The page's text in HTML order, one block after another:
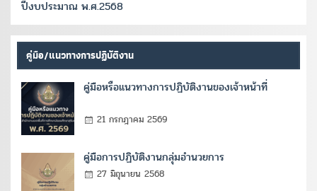
ปีงบประมาณ พ.ศ.2568
คู่มือ/แนวทางการปฏิบัติงาน
คู่มือหรือแนวทางการปฏิบัติงานของเจ้าหน้าที่
21 กรกฎาคม 2569
คู่มือการปฏิบัติงานกลุ่มอำนวยการ
27 มิถุนายน 2568